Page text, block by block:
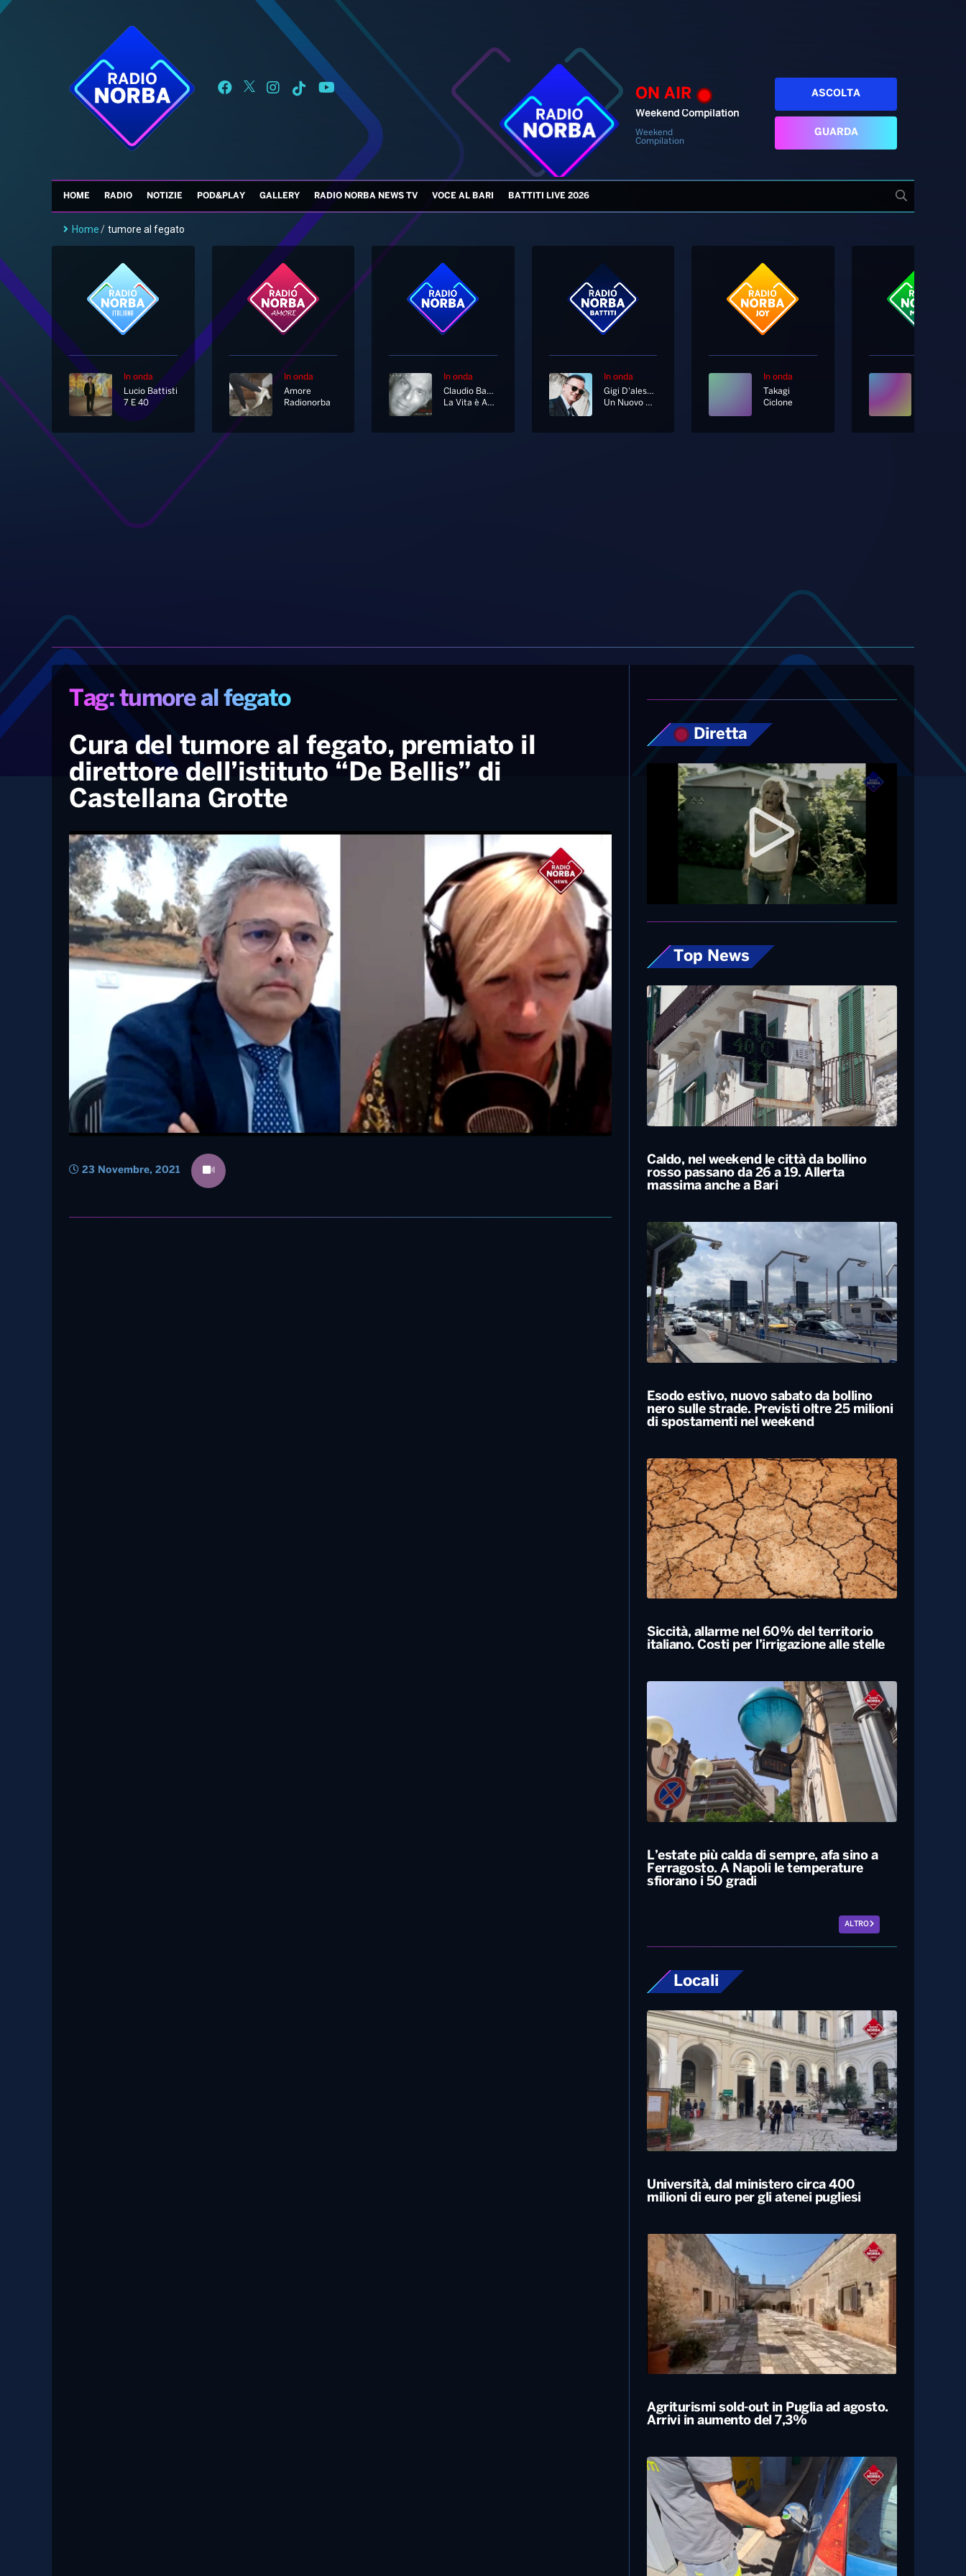
ON AIR
Weekend Compilation
Weekend
Compilation
ASCOLTA
GUARDA
HOME RADIO NOTIZIE POD&PLAY GALLERY RADIO NORBA NEWS TV VOCE AL BARI BATTITI LIVE 2026
Home/ tumore al fegato
In onda
Lucio Battisti
7 E 40
In onda
Amore
Radionorba
In onda
Claudio Baglioni
La Vita è Adesso
In onda
Gigi D'alessio; Anna Tatangelo
Un Nuovo Bacio
In onda
Takagi
Ciclone
Tag: tumore al fegato
Cura del tumore al fegato, premiato il
direttore dell’istituto “De Bellis” di
Castellana Grotte
23 Novembre, 2021
Diretta
Top News
Caldo, nel weekend le città da bollino
rosso passano da 26 a 19. Allerta
massima anche a Bari
Esodo estivo, nuovo sabato da bollino
nero sulle strade. Previsti oltre 25 milioni
di spostamenti nel weekend
Siccità, allarme nel 60% del territorio
italiano. Costi per l’irrigazione alle stelle
L’estate più calda di sempre, afa sino a
Ferragosto. A Napoli le temperature
sfiorano i 50 gradi
ALTRO
Locali
Università, dal ministero circa 400
milioni di euro per gli atenei pugliesi
Agriturismi sold-out in Puglia ad agosto.
Arrivi in aumento del 7,3%